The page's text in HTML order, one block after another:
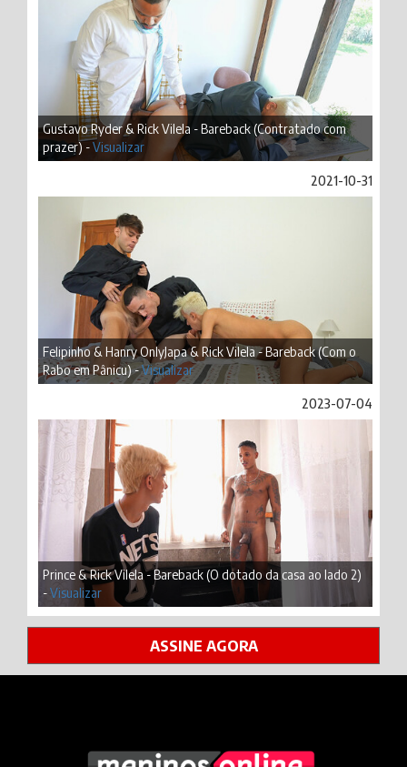
Gustavo Ryder & Rick Vilela - Bareback (Contratado com
prazer) -Visualizar
2021-10-31
Felipinho & Hanry OnlyJapa & Rick Vilela - Bareback (Com o
Rabo em Pânicu) -Visualizar
2023-07-04
Prince & Rick Vilela - Bareback (O dotado da casa ao lado 2)
-Visualizar
ASSINE AGORA